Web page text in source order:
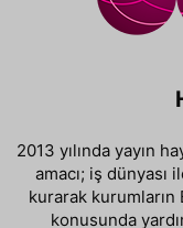
2013 yılında yayın
amacı; iş dünyası
kurarak kurumların
konusunda